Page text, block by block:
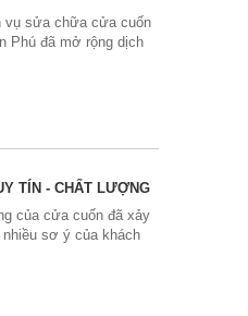
vụ sửa chữa cửa cuốn
Phú đã mở rộng dịch
TÍN - CHẤT LƯỢNG
của cửa cuốn đã xảy
sơ ý của khách